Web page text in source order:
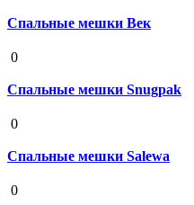
Спальные мешки Век
0
Спальные мешки Snugpak
0
Спальные мешки Salewa
0